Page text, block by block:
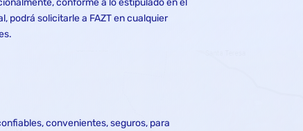
podrá solicitarle a FAZT en cualquier
convenientes, seguros, para